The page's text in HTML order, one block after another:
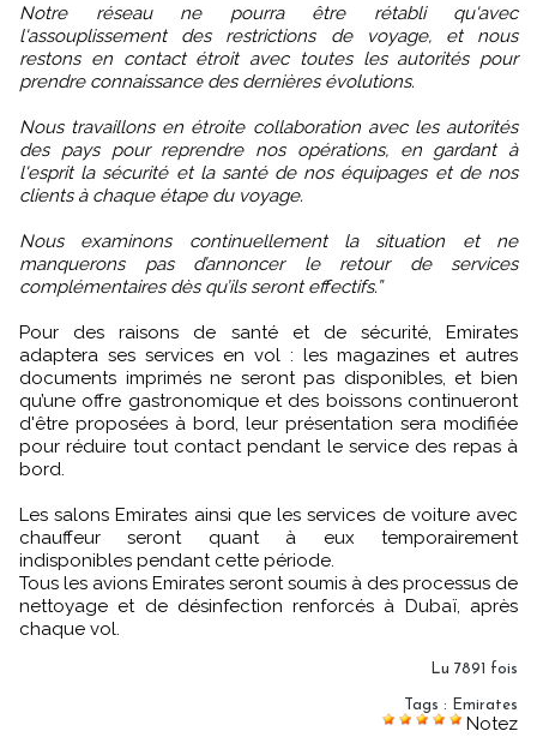
Notre réseau ne pourra être rétabli qu'avec
l'assouplissement des restrictions de voyage, et nous
restons en contact étroit avec toutes les autorités pour
prendre connaissance des dernières évolutions.
Nous travaillons en étroite collaboration avec les autorités
des pays pour reprendre nos opérations, en gardant à
l'esprit la sécurité et la santé de nos équipages et de nos
clients à chaque étape du voyage.
Nous examinons continuellement la situation et ne
manquerons pas d’annoncer le retour de services
complémentaires dès qu’ils seront effectifs.”
Pour des raisons de santé et de sécurité, Emirates
adaptera ses services en vol : les magazines et autres
documents imprimés ne seront pas disponibles, et bien
qu’une offre gastronomique et des boissons continueront
d'être proposées à bord, leur présentation sera modifiée
pour réduire tout contact pendant le service des repas à
bord.
Les salons Emirates ainsi que les services de voiture avec
chauffeur seront quant à eux temporairement
indisponibles pendant cette période.
Tous les avions Emirates seront soumis à des processus de
nettoyage et de désinfection renforcés à Dubaï, après
chaque vol.
Lu 7891 fois
Tags : Emirates
Notez